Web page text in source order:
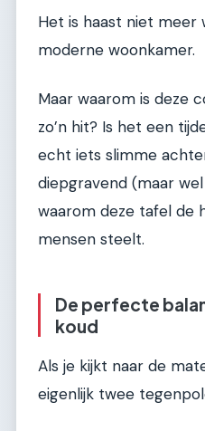
Het is haast niet meer
moderne woonkamer.
Maar waarom is deze
zo’n hit? Is het een
echt iets slimme
diepgravend (maar
waarom deze tafel de
mensen steelt.
De perfecte
koud
Als je kijkt naar de
eigenlijk twee